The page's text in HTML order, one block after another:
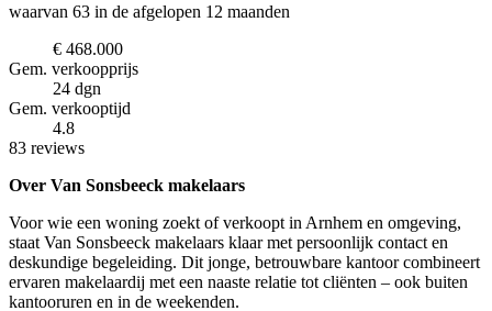
waarvan 63 in de afgelopen 12 maanden
€ 468.000
Gem. verkoopprijs
24 dgn
Gem. verkooptijd
4.8
83 reviews
Over Van Sonsbeeck makelaars
Voor wie een woning zoekt of verkoopt in Arnhem en omgeving,
staat Van Sonsbeeck makelaars klaar met persoonlijk contact en
deskundige begeleiding. Dit jonge, betrouwbare kantoor combineert
ervaren makelaardij met een naaste relatie tot cliënten – ook buiten
kantooruren en in de weekenden.